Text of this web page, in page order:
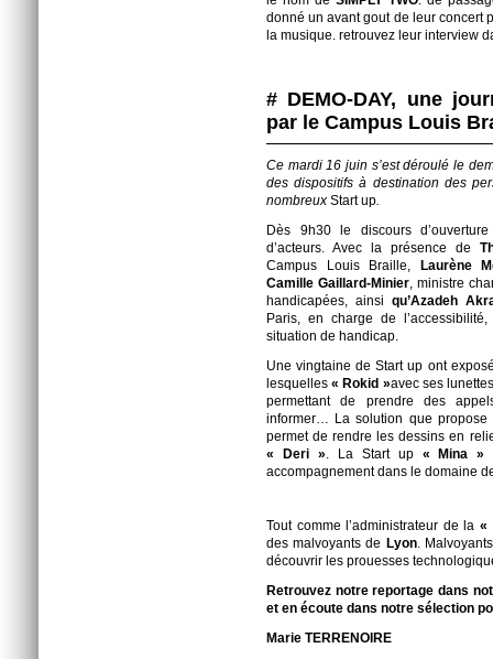
donné un avant gout de leur concert
la musique. retrouvez leur interview
# DEMO-DAY, une
par le Campus Louis
Ce mardi 16 juin s’est déroulé le
des dispositifs à destination des
nombreux Start up.
Dès 9h30 le discours
d’acteurs. Avec la présence de
Campus Louis Braille,
Laurène
Camille Gaillard-Minier, ministre
handicapées, ainsi qu’Azadeh
Paris, en charge de
situation de handicap.
Une vingtaine de Start up ont
lesquelles« Rokid »avec ses
permettant de prendre des
informer… La solution que
permet de rendre les dessins en
« Deri ». La Start up « Mina »
accompagnement dans le domaine
Tout comme l’administrateur de la «
des malvoyants de Lyon.
découvrir les prouesses
Retrouvez notre reportage dans
et en écoute dans notre sélection
Marie TERRENOIRE